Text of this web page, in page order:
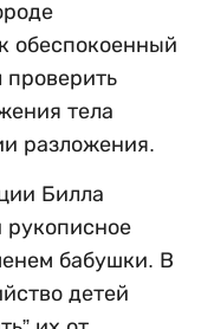
обеспокоенный
проверить
тела
разложения.
Билла
рукописное
бабушки. В
детей